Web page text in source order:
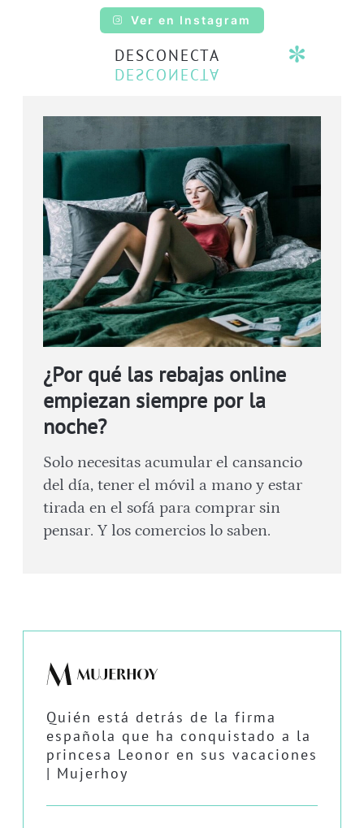
Ver en Instagram
DESCONECTA
¿Por qué las rebajas online
empiezan siempre por la
noche?
Solo necesitas acumular el cansancio
del día, tener el móvil a mano y estar
tirada en el sofá para comprar sin
pensar. Y los comercios lo saben.
Quién está detrás de la firma
española que ha conquistado a la
princesa Leonor en sus vacaciones
| Mujerhoy